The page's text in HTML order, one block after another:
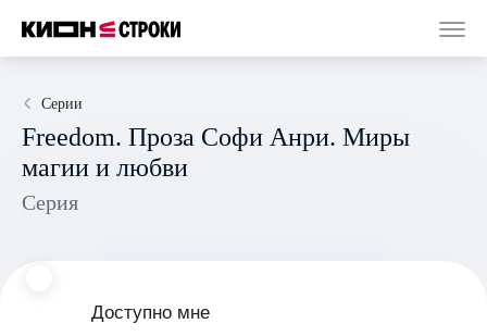
Серии
Freedom. Проза Софи Анри. Миры
магии и любви
Серия
Доступно мне